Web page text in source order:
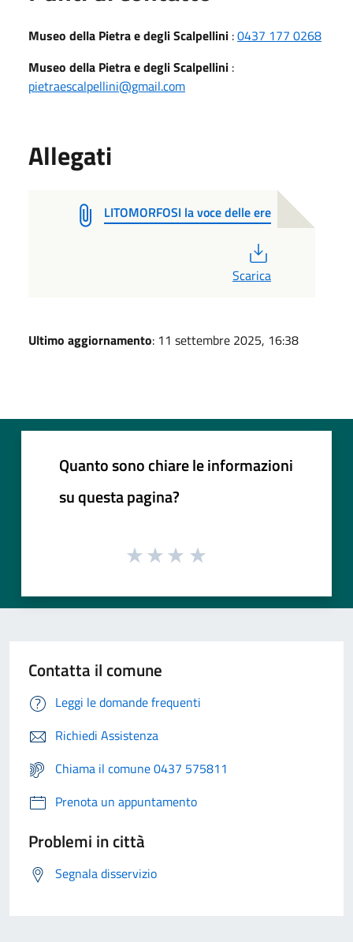
Museo della Pietra e degli Scalpellini :0437 177 0268
Museo della Pietra e degli Scalpellini :
pietraescalpellini@gmail.com
Allegati
LITOMORFOSI la voce delle ere
Scarica
Ultimo aggiornamento: 11 settembre 2025, 16:38
Quanto sono chiare le informazioni
su questa pagina?
Contatta il comune
Leggi le domande frequenti
Richiedi Assistenza
Chiama il comune 0437 575811
Prenota un appuntamento
Problemi in città
Segnala disservizio